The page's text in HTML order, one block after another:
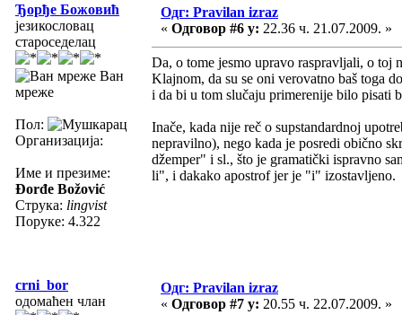
Ђорђе Божовић
језикословац
староседелац
Ван
мреже
Пол:
Организација:
Име и презиме:
Đorđe Božović
Струка: lingvist
Поруке: 4.322
Одг: Pravilan izraz
« Одговор #6 у: 22.36 ч. 21.07.2009. »
Da, o tome jesmo upravo raspravljali, o toj
Klajnom, da su se oni verovatno baš toga
i da bi u tom slučaju primerenije bilo pisati
Inače, kada nije reč o supstandardnoj
nepravilno), nego kada je posredi obično
džemper" i sl., što je gramatički ispravno
li", i dakako apostrof jer je "i" izostavljeno.
crni_bor
одомаћен члан
Одг: Pravilan izraz
« Одговор #7 у: 20.55 ч. 22.07.2009. »